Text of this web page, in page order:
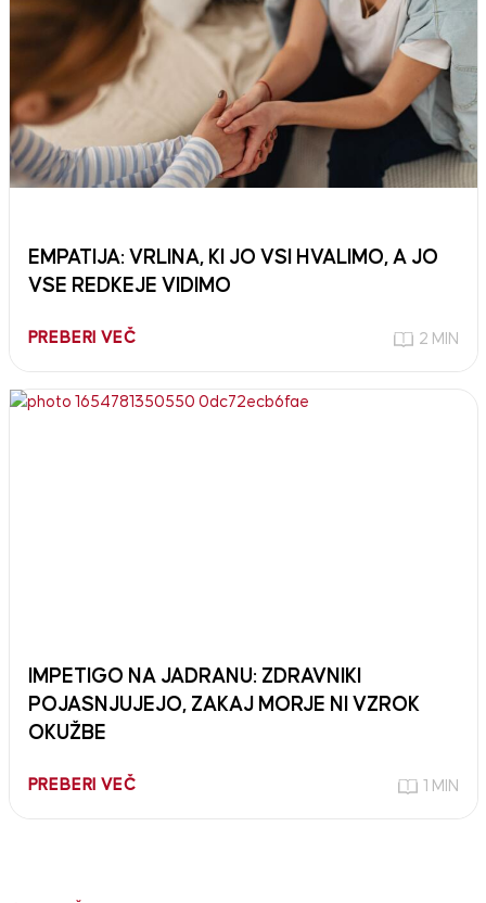
EMPATIJA: VRLINA, KI JO VSI HVALIMO, A JO
VSE REDKEJE VIDIMO
PREBERI VEČ 2 MIN
IMPETIGO NA JADRANU: ZDRAVNIKI
POJASNJUJEJO, ZAKAJ MORJE NI VZROK
OKUŽBE
PREBERI VEČ 1 MIN